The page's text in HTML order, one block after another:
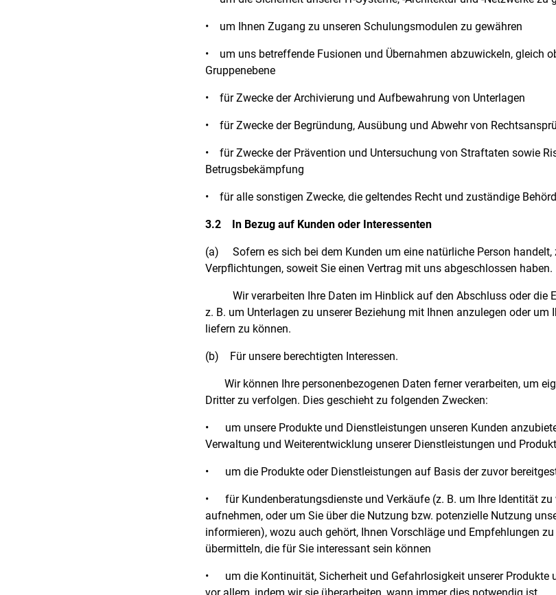
• um Ihnen Zugang zu unseren Schulungsmodulen zu gewähren
•
um uns betreffende Fusionen und Übernahmen abzuwickeln, gleich
Gruppenebene
• für Zwecke der Archivierung und Aufbewahrung von Unterlagen
• für Zwecke der Begründung, Ausübung und Abwehr von
•
für Zwecke der Prävention und Untersuchung von Straftaten sowie
Betrugsbekämpfung
• für alle sonstigen Zwecke, die geltendes Recht und zuständige
3.2 In Bezug auf Kunden oder Interessenten
(a)
Sofern es sich bei dem Kunden um eine natürliche Person
Verpflichtungen, soweit Sie einen Vertrag mit uns abgeschlossen haben.
Wir verarbeiten Ihre Daten im Hinblick auf den Abschluss oder die
z. B. um Unterlagen zu unserer Beziehung mit Ihnen anzulegen oder um
liefern zu können.
(b) Für unsere berechtigten Interessen.
Wir können Ihre personenbezogenen Daten ferner verarbeiten, um
Dritter zu verfolgen. Dies geschieht zu folgenden Zwecken:
•
um unsere Produkte und Dienstleistungen unseren Kunden
Verwaltung und Weiterentwicklung unserer Dienstleistungen und
• um die Produkte oder Dienstleistungen auf Basis der zuvor
•
für Kundenberatungsdienste und Verkäufe (z. B. um Ihre Identität
aufnehmen, oder um Sie über die Nutzung bzw. potenzielle Nutzung
informieren), wozu auch gehört, Ihnen Vorschläge und Empfehlungen
übermitteln, die für Sie interessant sein können
•
um die Kontinuität, Sicherheit und Gefahrlosigkeit unserer Produkte